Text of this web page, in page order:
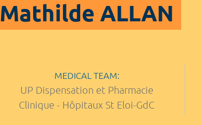
Mathilde ALLAN
MEDICAL TEAM:
UP Dispensation et Pharmacie
Clinique - Hôpitaux St Eloi-GdC